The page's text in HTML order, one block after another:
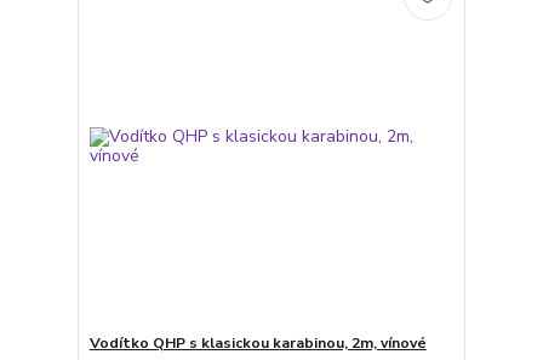
Vodítko QHP s klasickou karabinou, 2m, vínové